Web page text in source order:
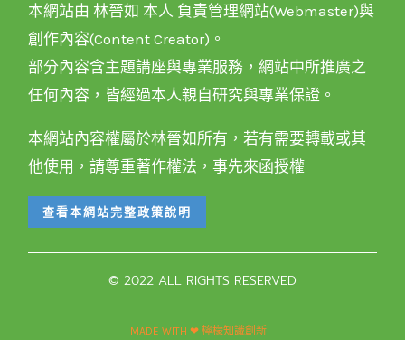
本網站由 林晉如 本人 負責管理網站(Webmaster)與
創作內容(Content Creator)。
部分內容含主題講座與專業服務，網站中所推廣之
任何內容，皆經過本人親自研究與專業保證。
本網站內容權屬於林晉如所有，若有需要轉載或其
他使用，請尊重著作權法，事先來函授權
查看本網站完整政策說明
© 2022 ALL RIGHTS RESERVED​
MADE WITH ❤ 檸檬知識創新